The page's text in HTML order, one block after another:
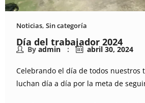
Noticias, Sin categoría
Día del trabajador 2024
By admin abril 30, 2024
Celebrando el día de todos nuestros
luchan día a día por la meta de